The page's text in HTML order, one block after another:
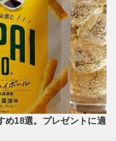
め18選。プレゼントに適